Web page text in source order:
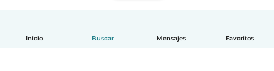
Inicio Buscar Mensajes Favoritos